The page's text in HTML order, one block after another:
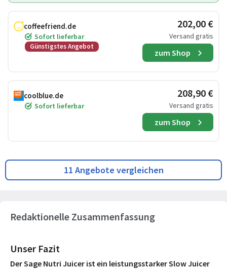
coffeefriend.de
Sofort lieferbar
Günstigstes Angebot
202,00 €
Versand gratis
zum Shop
coolblue.de
Sofort lieferbar
208,90 €
Versand gratis
zum Shop
11 Angebote vergleichen
Redaktionelle Zusammenfassung
Unser Fazit
Der Sage Nutri Juicer ist ein leistungsstarker Slow Juicer